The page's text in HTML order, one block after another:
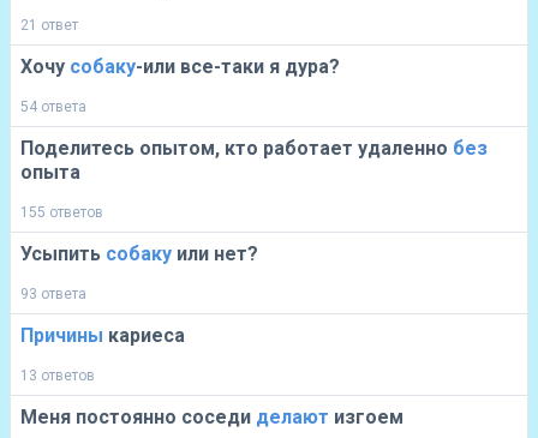
21 ответ
Хочу собаку-или все-таки я дура?
54 ответа
Поделитесь опытом, кто работает удаленно без
опыта
155 ответов
Усыпить собаку или нет?
93 ответа
Причины кариеса
13 ответов
Меня постоянно соседи делают изгоем